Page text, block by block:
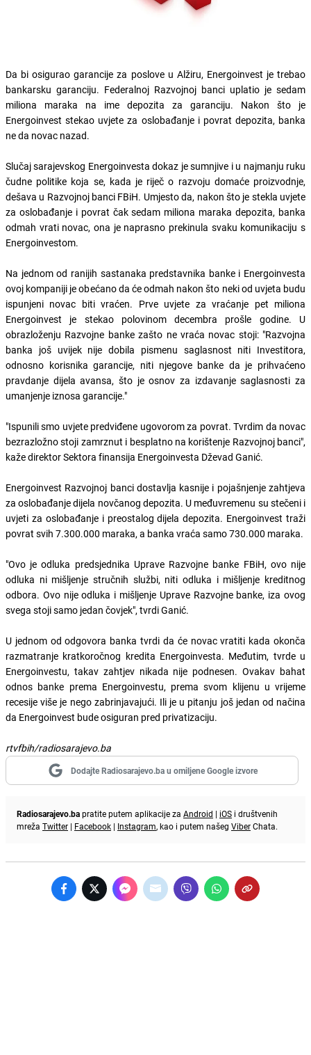
Da bi osigurao garancije za poslove u Alžiru, Energoinvest je trebao
bankarsku garanciju. Federalnoj Razvojnoj banci uplatio je sedam
miliona maraka na ime depozita za garanciju. Nakon što je
Energoinvest stekao uvjete za oslobađanje i povrat depozita, banka
ne da novac nazad.
Slučaj sarajevskog Energoinvesta dokaz je sumnjive i u najmanju ruku
čudne politike koja se, kada je riječ o razvoju domaće proizvodnje,
dešava u Razvojnoj banci FBiH. Umjesto da, nakon što je stekla uvjete
za oslobađanje i povrat čak sedam miliona maraka depozita, banka
odmah vrati novac, ona je naprasno prekinula svaku komunikaciju s
Energoinvestom.
Na jednom od ranijih sastanaka predstavnika banke i Energoinvesta
ovoj kompaniji je obećano da će odmah nakon što neki od uvjeta budu
ispunjeni novac biti vraćen. Prve uvjete za vraćanje pet miliona
Energoinvest je stekao polovinom decembra prošle godine. U
obrazloženju Razvojne banke zašto ne vraća novac stoji: "Razvojna
banka još uvijek nije dobila pismenu saglasnost niti Investitora,
odnosno korisnika garancije, niti njegove banke da je prihvaćeno
pravdanje dijela avansa, što je osnov za izdavanje saglasnosti za
umanjenje iznosa garancije."
"Ispunili smo uvjete predviđene ugovorom za povrat. Tvrdim da novac
bezrazložno stoji zamrznut i besplatno na korištenje Razvojnoj banci",
kaže direktor Sektora finansija Energoinvesta Dževad Ganić.
Energoinvest Razvojnoj banci dostavlja kasnije i pojašnjenje zahtjeva
za oslobađanje dijela novčanog depozita. U međuvremenu su stečeni i
uvjeti za oslobađanje i preostalog dijela depozita. Energoinvest traži
povrat svih 7.300.000 maraka, a banka vraća samo 730.000 maraka.
"Ovo je odluka predsjednika Uprave Razvojne banke FBiH, ovo nije
odluka ni mišljenje stručnih službi, niti odluka i mišljenje kreditnog
odbora. Ovo nije odluka i mišljenje Uprave Razvojne banke, iza ovog
svega stoji samo jedan čovjek", tvrdi Ganić.
U jednom od odgovora banka tvrdi da će novac vratiti kada okonča
razmatranje kratkoročnog kredita Energoinvesta. Međutim, tvrde u
Energoinvestu, takav zahtjev nikada nije podnesen. Ovakav bahat
odnos banke prema Energoinvestu, prema svom klijenu u vrijeme
recesije više je nego zabrinjavajući. Ili je u pitanju još jedan od načina
da Energoinvest bude osiguran pred privatizaciju.
rtvfbih/radiosarajevo.ba
Dodajte Radiosarajevo.ba u omiljene Google izvore
Radiosarajevo.bapratite putem aplikacije za Android | iOS i društvenih
mreža Twitter | Facebook | Instagram, kao i putem našeg ViberChata.